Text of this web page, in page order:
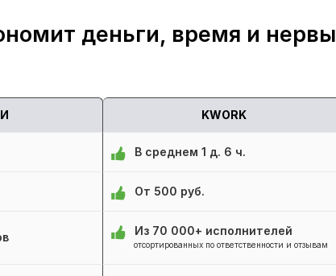
деньги, время и нервы
KWORK
В среднем 1 д. 6 ч.
От 500 руб.
Из 70 000+ исполнителей
отсортированных по ответственности и отзывам